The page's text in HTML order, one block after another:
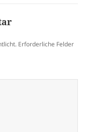
Erforderliche Felder